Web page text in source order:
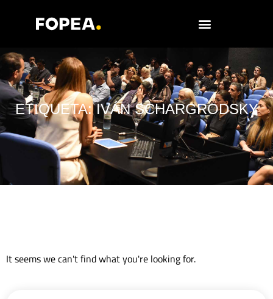
ETIQUETA: IVÁN SCHARGRODSKY
It seems we can't find what you're looking for.